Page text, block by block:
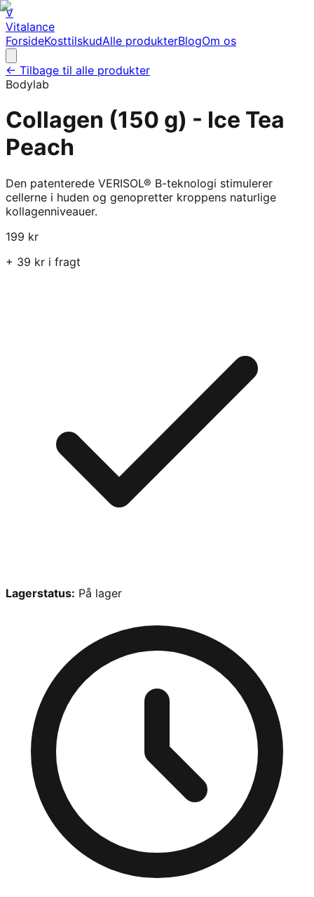
V
Vitalance
ForsideKosttilskudAlle produkterBlogOm os
← Tilbage til alle produkter
Bodylab
Collagen (150 g) - Ice Tea
Peach
Den patenterede VERISOL® B-teknologi stimulerer
cellerne i huden og genopretter kroppens naturlige
kollagenniveauer.
199 kr
+ 39 kr i fragt
Lagerstatus: På lager